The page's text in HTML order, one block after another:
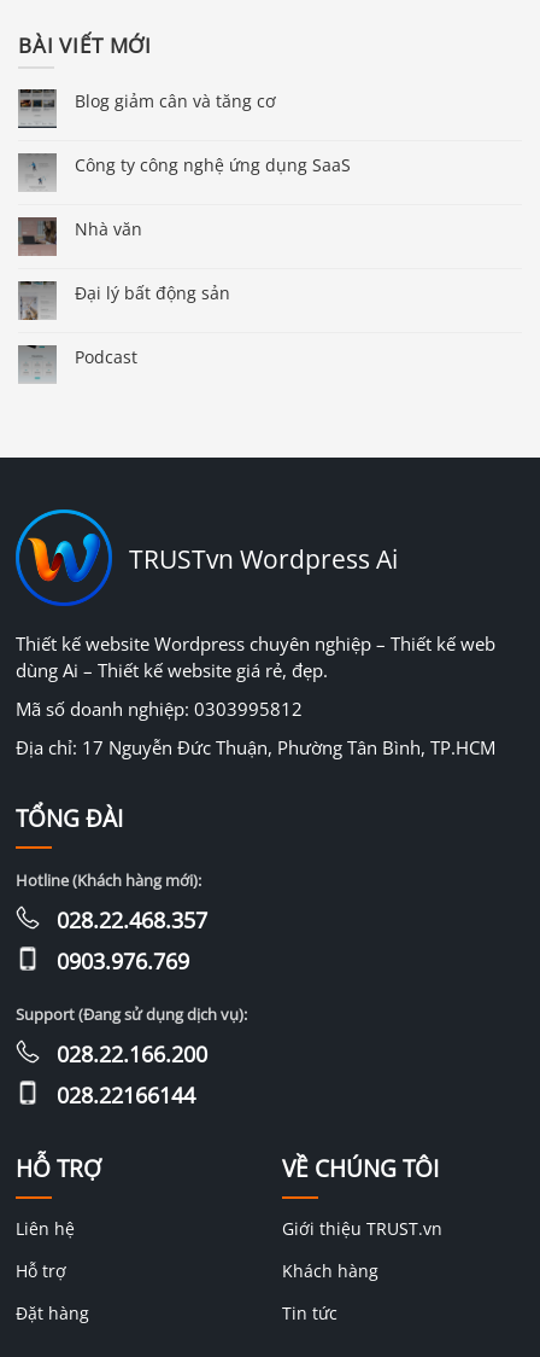
BÀI VIẾT MỚI
Blog giảm cân và tăng cơ
Công ty công nghệ ứng dụng SaaS
Nhà văn
Đại lý bất động sản
Podcast
TRUSTvn Wordpress Ai
Thiết kế website Wordpress chuyên nghiệp – Thiết kế web
dùng Ai – Thiết kế website giá rẻ, đẹp.
Mã số doanh nghiệp: 0303995812
Địa chỉ: 17 Nguyễn Đức Thuận, Phường Tân Bình, TP.HCM
HỖ TRỢ
Liên hệ
Hỗ trợ
Đặt hàng
VỀ CHÚNG TÔI
Giới thiệu TRUST.vn
Khách hàng
Tin tức
TỔNG ĐÀI
Hotline (Khách hàng mới):
028.22.468.357
0903.976.769
Support (Đang sử dụng dịch vụ):
028.22.166.200
028.22166144